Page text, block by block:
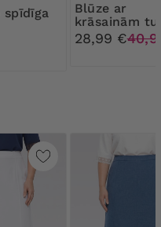
Blūze ar
krāsainām
28,99 €